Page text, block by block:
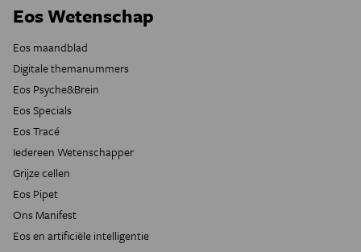
Eos Wetenschap
Eos maandblad
Digitale themanummers
Eos Psyche&Brein
Eos Specials
Eos Tracé
Iedereen Wetenschapper
Grijze cellen
Eos Pipet
Ons Manifest
Eos en artificiële intelligentie